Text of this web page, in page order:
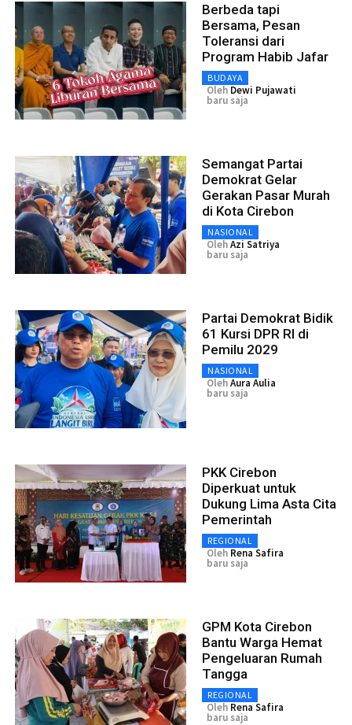
Berbeda tapi
Bersama, Pesan
Toleransi dari
Program Habib Jafar
BUDAYA
Oleh Dewi Pujawati
baru saja
Semangat Partai
Demokrat Gelar
Gerakan Pasar Murah
di Kota Cirebon
NASIONAL
OlehAzi Satriya
baru saja
Partai Demokrat Bidik
61 Kursi DPR RI di
Pemilu 2029
NASIONAL
OlehAura Aulia
baru saja
PKK Cirebon
Diperkuat untuk
Dukung Lima Asta Cita
Pemerintah
REGIONAL
Oleh Rena Safira
baru saja
GPM Kota Cirebon
Bantu Warga Hemat
Pengeluaran Rumah
Tangga
REGIONAL
Oleh Rena Safira
baru saja